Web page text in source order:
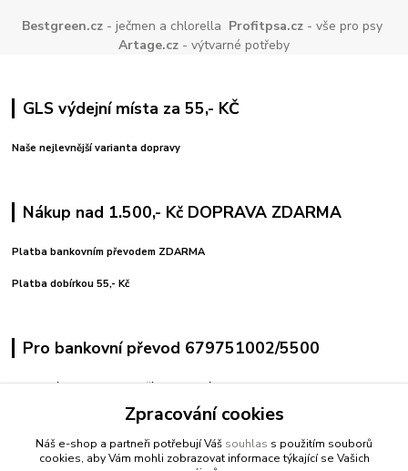
Bestgreen.cz - ječmen a chlorella Profitpsa.cz - vše pro psy
Artage.cz - výtvarné potřeby
GLS výdejní místa za 55,- KČ
Naše nejlevnější varianta dopravy
Nákup nad 1.500,- Kč DOPRAVA ZDARMA
Platba bankovním převodem ZDARMA
Platba dobírkou 55,- Kč
Pro bankovní převod 679751002/5500
variabilní symbol uvedeno číslo objednávky
pro pohodlné platby použijte vygenerovaný QR kód
Kontakty
Zpracování cookies
Náš e-shop a partneři potřebují Váš souhlas s použitím souborů
cookies, aby Vám mohli zobrazovat informace týkající se Vašich